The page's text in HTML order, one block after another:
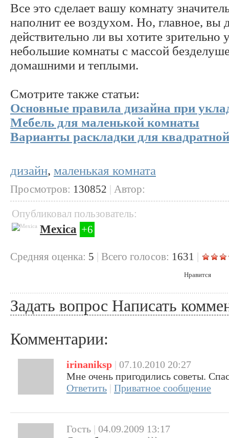
Все это сделает вашу комнату
наполнит ее воздухом. Но, главное, вы
действительно ли вы хотите зрительно
небольшие комнаты с массой
домашними и теплыми.
Смотрите также статьи:
Основные правила дизайна при
Мебель для маленькой комнаты
Варианты раскладки для
дизайн, маленькая комната
Просмотров: 130852 | Автор:
Опубликовал пользователь:
Mexica +6
Cредняя оценка: 5 | Всего голосов: 1631 |
Нравится
Задать вопрос Написать
Комментарии:
irinaniksp | 07.10.2010 20:27
Мне очень пригодились советы.
Ответить | Приватное сообщение
Гость | 04.09.2009 13:17